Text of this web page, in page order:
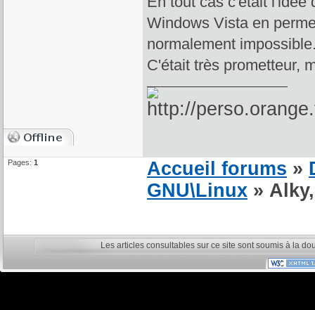
Windows Vista en
normalement
C'était très prometteur,
Pages: 1 Accueil forums »
GNU\Linux »
Les articles consultables sur ce site sont soumis à la